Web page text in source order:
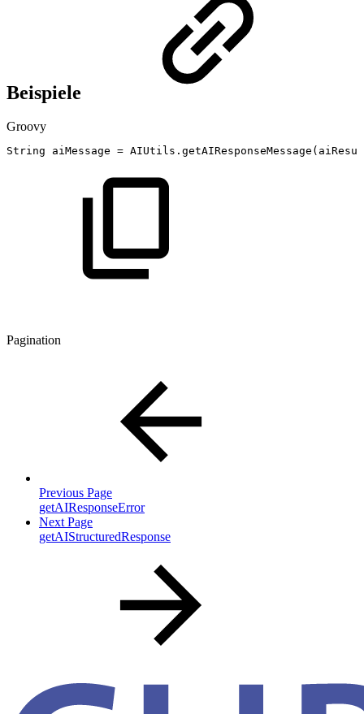
Beispiele
Groovy
String aiMessage = AIUtils . getAIResponseMessage (
Pagination
Previous Page
getAIResponseError
Next Page
getAIStructuredResponse